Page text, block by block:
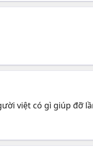
việt có gì giúp đỡ